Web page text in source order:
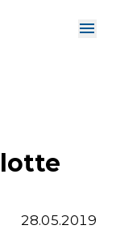
28.05.2019